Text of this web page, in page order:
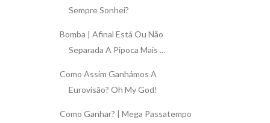
Sempre Sonhei?
Bomba | Afinal Está Ou Não
Separada A Pipoca Mais ...
Como Assim Ganhámos A
Eurovisão? Oh My God!
Como Ganhar? | Mega Passatempo